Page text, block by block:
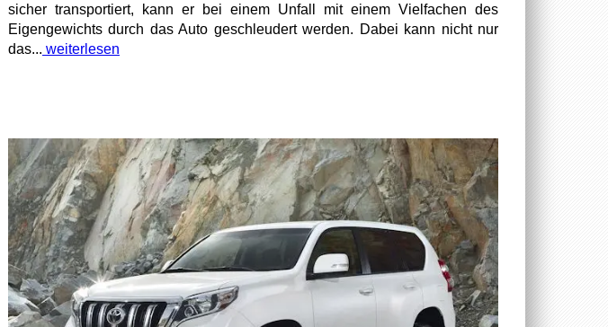
sicher transportiert, kann er bei einem Unfall mit einem Vielfachen des
Eigengewichts durch das Auto geschleudert werden. Dabei kann nicht nur
das... weiterlesen